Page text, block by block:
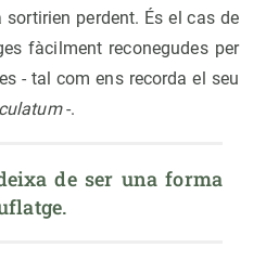
perdent. És el cas de
fàcilment reconegudes per
- tal com ens recorda el seu
-.
de ser una forma